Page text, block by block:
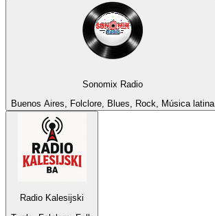
Sonomix Radio
Buenos Aires, Folclore, Blues, Rock, Música latina
Radio Kalesijski